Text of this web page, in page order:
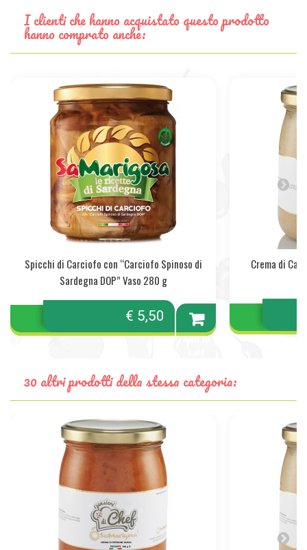
I clienti che hanno acquistato questo prodotto
hanno comprato anche:
Spicchi di Carciofo con “Carciofo Spinoso di
Sardegna DOP” Vaso 280 g
€ 5,50
Crema di
30 altri prodotti della stessa categoria: